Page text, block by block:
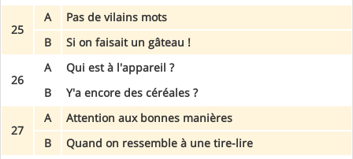
25
A
Pas de vilains mots
B
Si on faisait un gâteau !
26
A
Qui est à l'appareil ?
B
Y'a encore des céréales ?
27
A
Attention aux bonnes manières
B
Quand on ressemble à une tire-lire